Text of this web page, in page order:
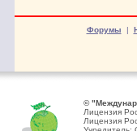
Форумы |
©
Лицензия
Лицензия